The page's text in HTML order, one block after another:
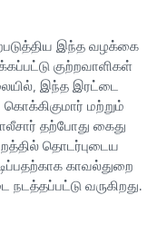
இந்த வழக்கை
குற்றவாளிகள்
இந்த இரட்டை
மற்றும்
தற்போது கைது
தொடர்புடைய
காவல்துறை
வருகிறது.